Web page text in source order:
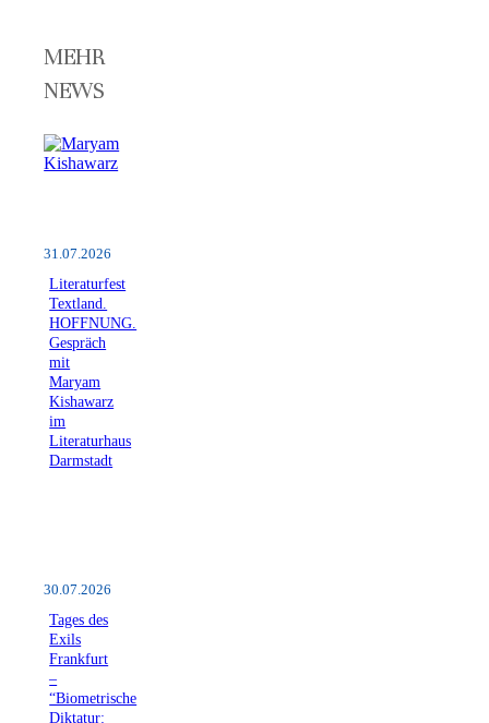
MEHR
NEWS
31.07.2026
Literaturfest
Textland.
HOFFNUNG.
Gespräch
mit
Maryam
Kishawarz
im
Literaturhaus
Darmstadt
30.07.2026
Tages des
Exils
Frankfurt
–
“Biometrische
Diktatur: